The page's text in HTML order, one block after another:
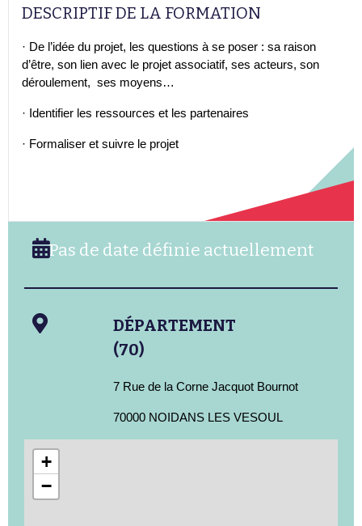
DESCRIPTIF DE LA FORMATION
· De l’idée du projet, les questions à se poser : sa raison
d’être, son lien avec le projet associatif, ses acteurs, son
déroulement, ses moyens…
· Identifier les ressources et les partenaires
· Formaliser et suivre le projet
Pas de date définie actuellement
DÉPARTEMENT
(70)
7 Rue de la Corne Jacquot Bournot
70000 NOIDANS LES VESOUL
+
−